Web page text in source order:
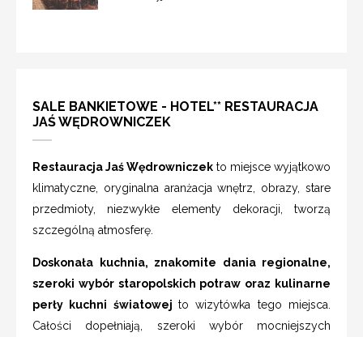
SALE BANKIETOWE - HOTEL** RESTAURACJA
JAŚ WĘDROWNICZEK
Restauracja Jaś Wędrowniczek to miejsce wyjątkowo
klimatyczne, oryginalna aranżacja wnętrz, obrazy, stare
przedmioty, niezwykłe elementy dekoracji, tworzą
szczególną atmosferę.
Doskonała kuchnia, znakomite dania regionalne,
szeroki wybór staropolskich potraw oraz kulinarne
perły kuchni światowej to wizytówka tego miejsca.
Całości dopełniają, szeroki wybór mocniejszych